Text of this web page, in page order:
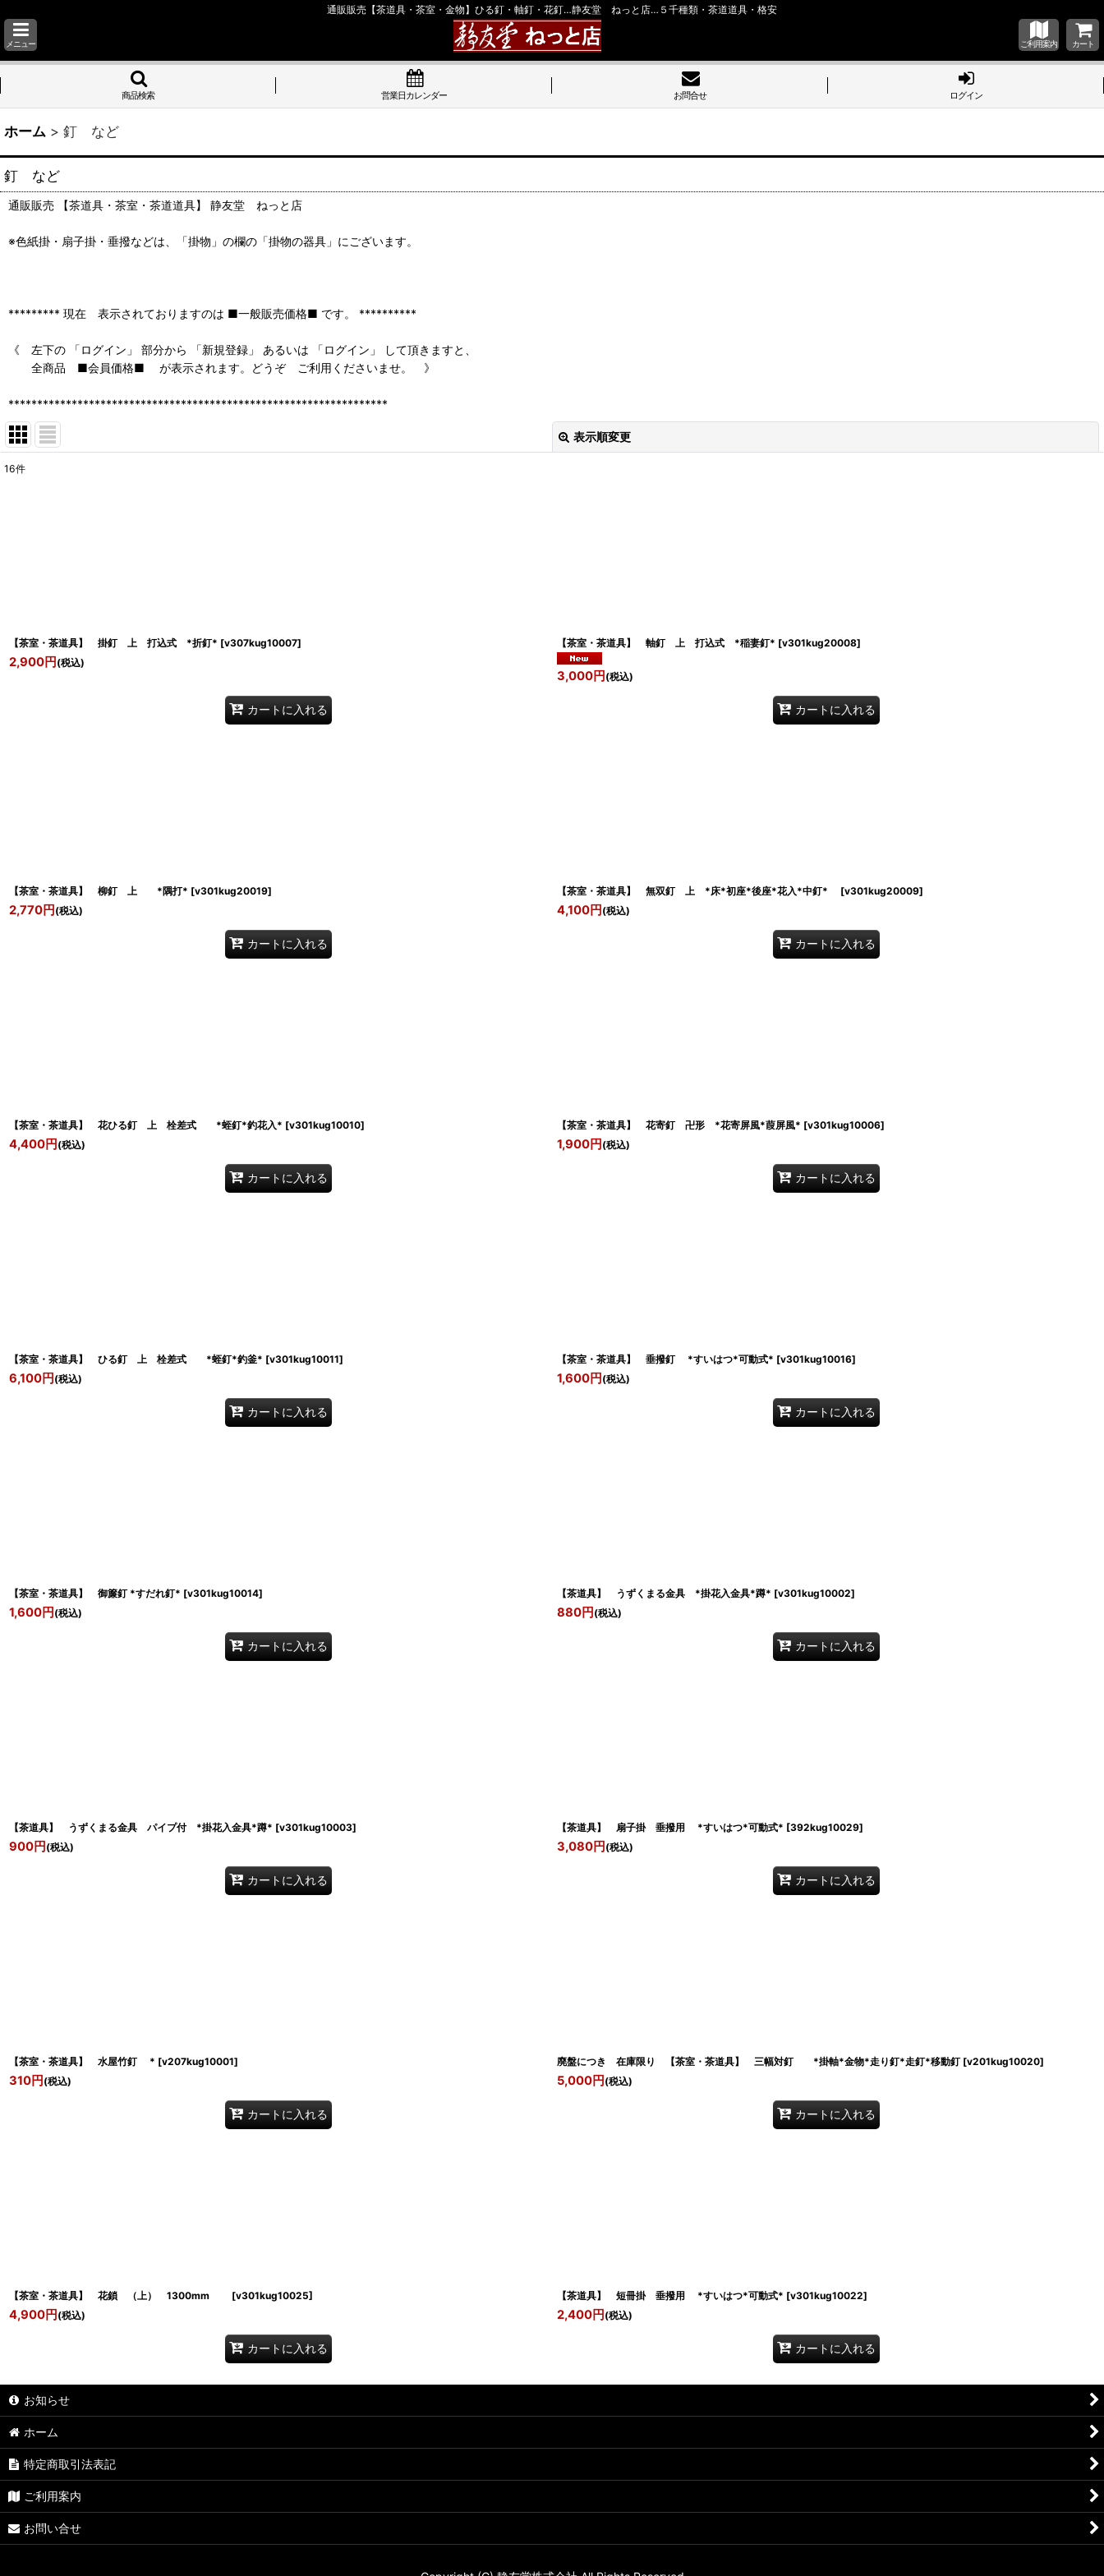
通販販売【茶道具・茶室・金物】ひる釘・軸釘・花釘…静友堂 ねっと店…５千種類・茶道道具・格安
メニュー ご利用案内 カート
商品検索 営業日カレンダー お問合せ ログイン
ホーム > 釘 など
釘 など
通販販売 【茶道具・茶室・茶道道具】 静友堂 ねっと店
※色紙掛・扇子掛・垂撥などは、「掛物」の欄の「掛物の器具」にございます。
********* 現在 表示されておりますのは ■一般販売価格■ です。 **********
《 左下の 「ログイン」 部分から 「新規登録」 あるいは 「ログイン」 して頂きますと、
全商品 ■会員価格■ が表示されます。どうぞ ご利用くださいませ。 》
******************************************************************
表示順変更
16件
【茶室・茶道具】 掛釘 上 打込式 *折釘* [v307kug10007]
2,900円 (税込)
カートに入れる
【茶室・茶道具】 軸釘 上 打込式 *稲妻釘* [v301kug20008]
3,000円 (税込)
カートに入れる
【茶室・茶道具】 柳釘 上 *隅打* [v301kug20019]
2,770円 (税込)
カートに入れる
【茶室・茶道具】 無双釘 上 *床*初座*後座*花入*中釘* [v301kug20009]
4,100円 (税込)
カートに入れる
【茶室・茶道具】 花ひる釘 上 栓差式 *蛭釘*釣花入* [v301kug10010]
4,400円 (税込)
カートに入れる
【茶室・茶道具】 花寄釘 卍形 *花寄屏風*葭屏風* [v301kug10006]
1,900円 (税込)
カートに入れる
【茶室・茶道具】 ひる釘 上 栓差式 *蛭釘*釣釜* [v301kug10011]
6,100円 (税込)
カートに入れる
【茶室・茶道具】 垂撥釘 *すいはつ*可動式* [v301kug10016]
1,600円 (税込)
カートに入れる
【茶室・茶道具】 御簾釘 *すだれ釘* [v301kug10014]
1,600円 (税込)
カートに入れる
【茶道具】 うずくまる金具 *掛花入金具*蹲* [v301kug10002]
880円 (税込)
カートに入れる
【茶道具】 うずくまる金具 パイプ付 *掛花入金具*蹲* [v301kug10003]
900円 (税込)
カートに入れる
【茶道具】 扇子掛 垂撥用 *すいはつ*可動式* [392kug10029]
3,080円 (税込)
カートに入れる
【茶室・茶道具】 水屋竹釘 * [v207kug10001]
310円 (税込)
カートに入れる
廃盤につき 在庫限り 【茶室・茶道具】 三幅対釘 *掛軸*金物*走り釘*走釘*移動釘 [v201kug10020]
5,000円 (税込)
カートに入れる
【茶室・茶道具】 花鎖 （上） 1300mm [v301kug10025]
4,900円 (税込)
カートに入れる
【茶道具】 短冊掛 垂撥用 *すいはつ*可動式* [v301kug10022]
2,400円 (税込)
カートに入れる
お知らせ
ホーム
特定商取引法表記
ご利用案内
お問い合せ